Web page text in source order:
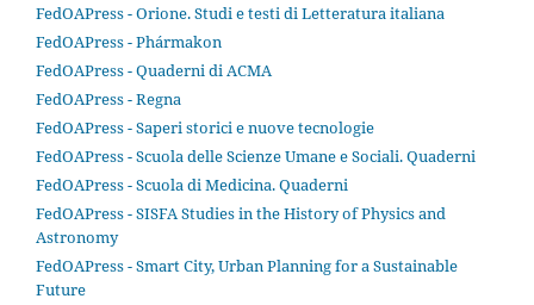
FedOAPress - Orione. Studi e testi di Letteratura italiana
FedOAPress - Phármakon
FedOAPress - Quaderni di ACMA
FedOAPress - Regna
FedOAPress - Saperi storici e nuove tecnologie
FedOAPress - Scuola delle Scienze Umane e Sociali. Quaderni
FedOAPress - Scuola di Medicina. Quaderni
FedOAPress - SISFA Studies in the History of Physics and
Astronomy
FedOAPress - Smart City, Urban Planning for a Sustainable
Future